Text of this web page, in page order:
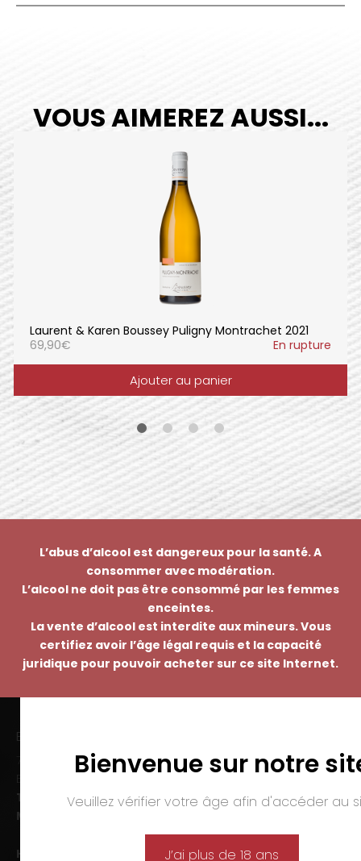
VOUS AIMEREZ AUSSI...
Laurent & Karen Boussey Puligny Montrachet 2021
69,90€ En rupture
Ajouter au panier
L’abus d’alcool est dangereux pour la santé. A
consommer avec modération.
L’alcool ne doit pas être consommé par les femmes
enceintes.
La vente d’alcool est interdite aux mineurs. Vous
certifiez avoir l’âge légal requis et la capacité
juridique pour pouvoir acheter sur ce site Internet.
Bienvenue sur notre
Veuillez vérifier votre âge afin d'accéder au
J’ai plus de 18 ans
EMMANUEL NASTI
7 avenue Pierre Pflimlin – ZAC Espale
Tél. :
03 89 46 50 35
Mail :
Horaires d’ouverture :